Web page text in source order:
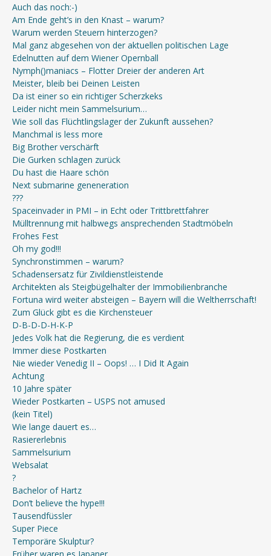
Auch das noch:-)
Am Ende geht’s in den Knast – warum?
Warum werden Steuern hinterzogen?
Mal ganz abgesehen von der aktuellen politischen Lage
Edelnutten auf dem Wiener Opernball
Nymph()maniacs – Flotter Dreier der anderen Art
Meister, bleib bei Deinen Leisten
Da ist einer so ein richtiger Scherzkeks
Leider nicht mein Sammelsurium…
Wie soll das Flüchtlingslager der Zukunft aussehen?
Manchmal is less more
Big Brother verschärft
Die Gurken schlagen zurück
Du hast die Haare schön
Next submarine geneneration
???
Spaceinvader in PMI – in Echt oder Trittbrettfahrer
Mülltrennung mit halbwegs ansprechenden Stadtmöbeln
Frohes Fest
Oh my god!!!
Synchronstimmen – warum?
Schadensersatz für Zivildienstleistende
Architekten als Steigbügelhalter der Immobilienbranche
Fortuna wird weiter absteigen – Bayern will die Weltherrschaft!
Zum Glück gibt es die Kirchensteuer
D-B-D-D-H-K-P
Jedes Volk hat die Regierung, die es verdient
Immer diese Postkarten
Nie wieder Venedig II – Oops! … I Did It Again
Achtung
10 Jahre später
Wieder Postkarten – USPS not amused
(kein Titel)
Wie lange dauert es…
Rasiererlebnis
Sammelsurium
Websalat
?
Bachelor of Hartz
Don’t believe the hype!!!
Tausendfüssler
Super Piece
Temporäre Skulptur?